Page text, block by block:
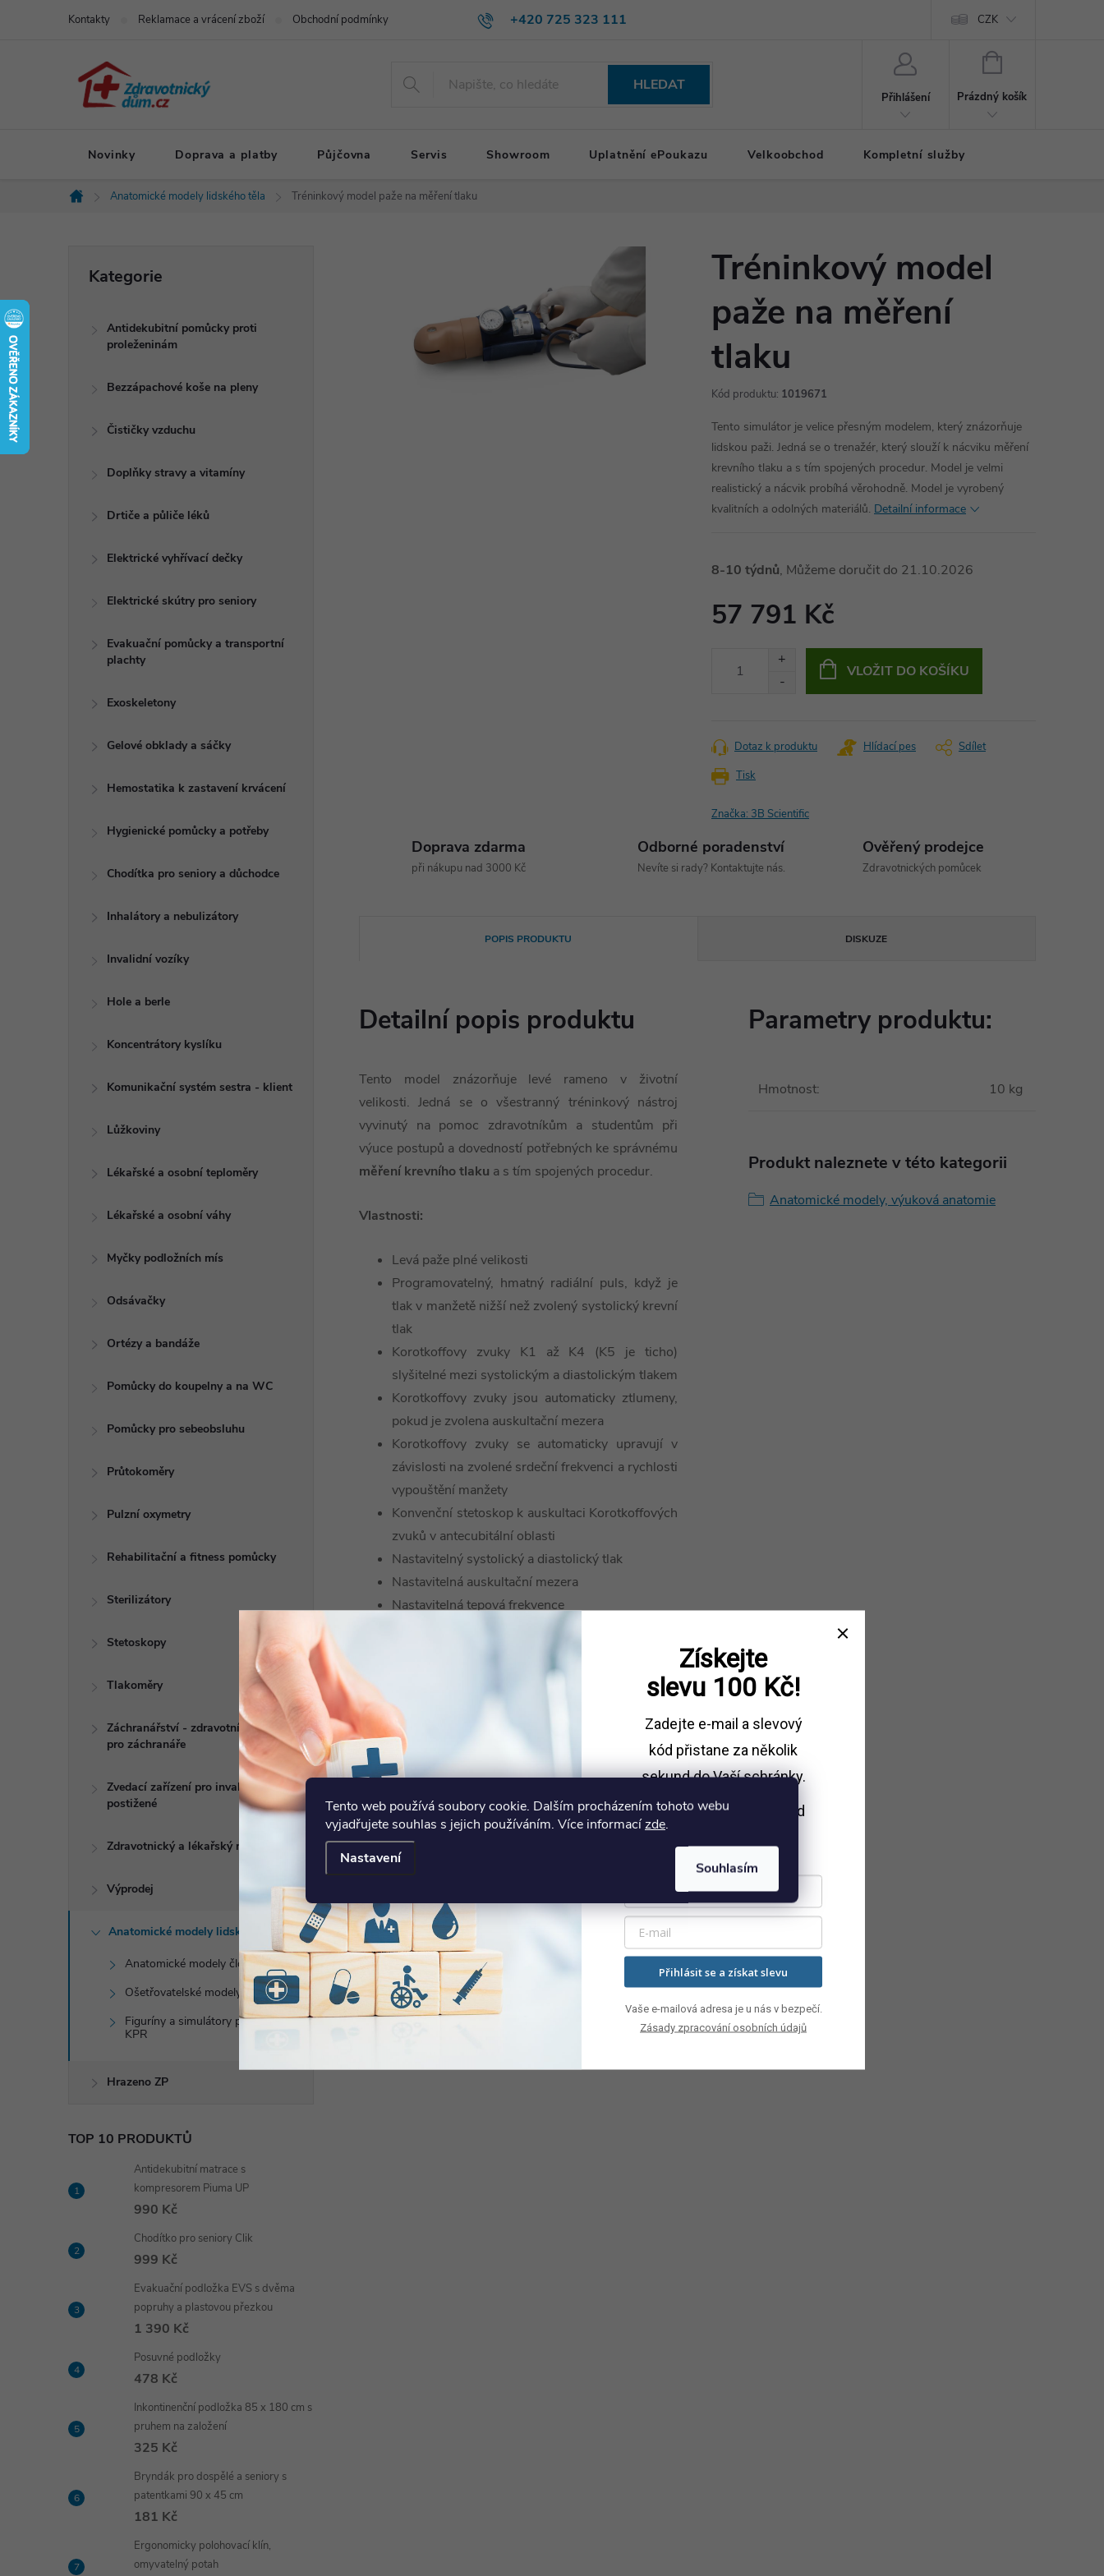
Tento web používá soubory cookie. Dalším procházením tohoto webu
vyjadřujete souhlas s jejich používáním. Více informacízde.
Nastavení
Souhlasím
+420 725 323 111
Kontakty Reklamace a vrácení zboží Obchodní podmínky CZK
HLEDAT
Přihlášení
NÁKUPNÍ
Prázdný košík
Novinky Doprava a platby Půjčovna Servis Showroom Uplatnění ePoukazu Velkoobchod Kompletní služby
Domů
Anatomické modely lidského těla Tréninkový model paže na měření tlaku
kategorie
Kategorie
Antidekubitní pomůcky proti
proleženinám
Bezzápachové koše na pleny
Čističky vzduchu
Doplňky stravy a vitamíny
Drtiče a půliče léků
Elektrické vyhřívací dečky
Elektrické skútry pro seniory
Evakuační pomůcky a transportní
plachty
Exoskeletony
Gelové obklady a sáčky
Hemostatika k zastavení krvácení
Hygienické pomůcky a potřeby
Chodítka pro seniory a důchodce
Inhalátory a nebulizátory
Invalidní vozíky
Hole a berle
Koncentrátory kyslíku
Komunikační systém sestra - klient
Lůžkoviny
Lékařské a osobní teploměry
Lékařské a osobní váhy
Myčky podložních mís
Odsávačky
Ortézy a bandáže
Pomůcky do koupelny a na WC
Pomůcky pro sebeobsluhu
Průtokoměry
Pulzní oxymetry
Rehabilitační a fitness pomůcky
Sterilizátory
Stetoskopy
Tlakoměry
Záchranářství - zdravotní potřeby
pro záchranáře
Zvedací zařízení pro invalidy a
postižené
Zdravotnický a lékařský nábytek
Výprodej
Anatomické modely lidského těla
Anatomické modely člověka
Ošetřovatelské modely
Figuríny a simulátory pro úrazy a
KPR
Hrazeno ZP
TOP 10 PRODUKTŮ
Antidekubitní matrace s
kompresorem Piuma UP
990 Kč
Chodítko pro seniory Clik
999 Kč
Evakuační podložka EVS s dvěma
popruhy a plastovou přezkou
1 390 Kč
Posuvné podložky
478 Kč
Inkontinenční podložka 85 x 180 cm s
pruhem na založení
325 Kč
Bryndák pro dospělé a seniory s
patentkami 90 x 45 cm
181 Kč
Ergonomicky polohovací klín,
omyvatelný potah
Tréninkový model
paže na měření
tlaku
Kód produktu: 1019671
Tento simulátor je velice přesným modelem, který znázorňuje
lidskou paži. Jedná se o trenažér, který slouží k nácviku měření
krevního tlaku a s tím spojených procedur. Model je velmi
realistický a nácvik probíhá věrohodně. Model je vyrobený
kvalitních a odolných materiálů. Detailní informace
8-10 týdnů 21.10.2026
57 791 Kč
VLOŽIT DO KOŠÍKU
Tisk
Dotaz k produktu Hlídací pes Sdílet
Značka: 3B Scientific
Doprava zdarma
při nákupu nad 3000 Kč
Odborné poradenství
Nevíte si rady? Kontaktujte nás.
Ověřený prodejce
Zdravotnických pomůcek
POPIS PRODUKTU DISKUZE
Detailní popis produktu
Tento model znázorňuje levé rameno v životní
velikosti. Jedná se o všestranný tréninkový nástroj
vyvinutý na pomoc zdravotníkům a studentům při
výuce postupů a dovedností potřebných ke správnému
měření krevního tlaku a s tím spojených procedur.
Vlastnosti:
Levá paže plné velikosti
Programovatelný, hmatný radiální puls, když je
tlak v manžetě nižší než zvolený systolický krevní
tlak
Korotkoffovy zvuky K1 až K4 (K5 je ticho)
slyšitelné mezi systolickým a diastolickým tlakem
Korotkoffovy zvuky jsou automaticky ztlumeny,
pokud je zvolena auskultační mezera
Korotkoffovy zvuky se automaticky upravují v
závislosti na zvolené srdeční frekvenci a rychlosti
vypouštění manžety
Konvenční stetoskop k auskultaci Korotkoffových
zvuků v antecubitální oblasti
Nastavitelný systolický a diastolický tlak
Nastavitelná auskultační mezera
Nastavitelná tepová frekvence
Volitelné reproduktory s ovládáním hlasitosti
umožňují studentům slyšet to, co slyší jednotlivý
student při používání stetoskopu
Jeden ovladač Omni je součástí dodávky
Měkká taška na přenášení
Parametry produktu:
Hmotnost: 10 kg
Produkt naleznete v této kategorii
Anatomické modely, výuková anatomie
Získejte
slevu 100 Kč!
Zadejte e-mail a slevový
kód přistane za několik
sekund do Vaší schránky.
Sleva platí při nákupu
nad
Přihlásit se a získat slevu
Vaše e-mailová adresa je u nás v bezpečí.
Zásady zpracování osobních údajů